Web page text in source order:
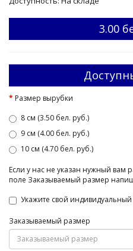
3.00
Размер вырубки
8 см (3.50 бел. руб.)
9 см (4.00 бел. руб.)
10 см (4.70 бел. руб.)
Если у нас не указан нужный
поле Заказываемый размер
Укажите свой
Заказываемый размер